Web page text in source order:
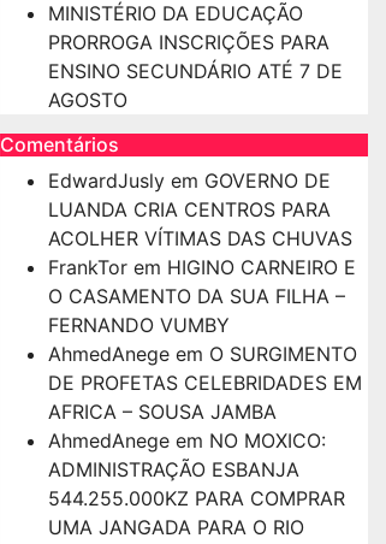
MINISTÉRIO DA EDUCAÇÃO
PRORROGA INSCRIÇÕES PARA
ENSINO SECUNDÁRIO ATÉ 7 DE
AGOSTO
Comentários
EdwardJusly em GOVERNO DE
LUANDA CRIA CENTROS PARA
ACOLHER VÍTIMAS DAS CHUVAS
FrankTor em HIGINO CARNEIRO E
O CASAMENTO DA SUA FILHA –
FERNANDO VUMBY
AhmedAnege em O SURGIMENTO
DE PROFETAS CELEBRIDADES EM
AFRICA – SOUSA JAMBA
AhmedAnege em NO MOXICO:
ADMINISTRAÇÃO ESBANJA
544.255.000KZ PARA COMPRAR
UMA JANGADA PARA O RIO